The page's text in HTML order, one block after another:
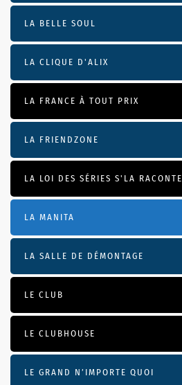
LA BELLE SOUL
LA CLIQUE D'ALIX
LA FRANCE À TOUT PRIX
LA FRIENDZONE
LA LOI DES SÉRIES S'LA RACONTE
LA MANITA
LA SALLE DE DÉMONTAGE
LE CLUB
LE CLUBHOUSE
LE GRAND N’IMPORTE QUOI